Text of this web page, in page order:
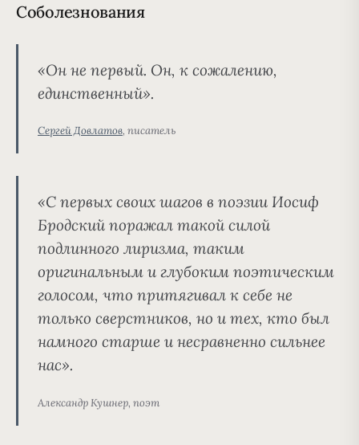
Соболезнования
«Он не первый. Он, к сожалению,
единственный».
Сергей Довлатов, писатель
«С первых своих шагов в поэзии Иосиф
Бродский поражал такой силой
подлинного лиризма, таким
оригинальным и глубоким поэтическим
голосом, что притягивал к себе не
только сверстников, но и тех, кто был
намного старше и несравненно сильнее
нас».
Александр Кушнер, поэт